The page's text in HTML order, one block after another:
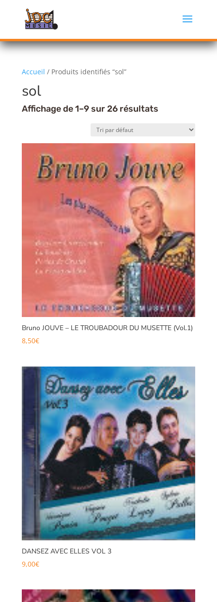
Accueil / Produits identifiés “sol”
sol
Affichage de 1–9 sur 26 résultats
Bruno JOUVE – LE TROUBADOUR DU MUSETTE (Vol.1)
8,50€
DANSEZ AVEC ELLES VOL 3
9,00€